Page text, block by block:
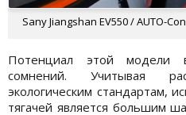
Sany Jiangshan EV550 / AUTO-
Потенциал этой модели
сомнений. Учитывая
экологическим стандартам,
тягачей является большим